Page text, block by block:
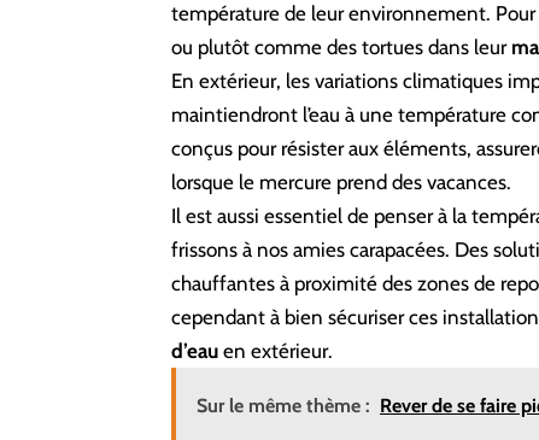
température de leur environnement. Pour
ou plutôt comme des tortues dans leur
En extérieur, les variations climatiques
maintiendront l’eau à une température
conçus pour résister aux éléments,
lorsque le mercure prend des vacances.
Il est aussi essentiel de penser à la
frissons à nos amies carapacées. Des
chauffantes à proximité des zones de
cependant à bien sécuriser ces
d’eau en extérieur.
Sur le même thème : Rever de se faire